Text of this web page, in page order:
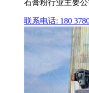
石膏粉行业主要
联系电话: 180